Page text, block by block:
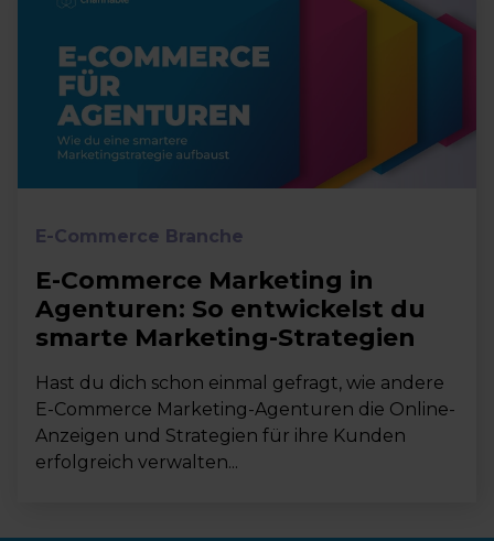
E-Commerce Branche
E-Commerce Marketing in
Agenturen: So entwickelst du
smarte Marketing-Strategien
Hast du dich schon einmal gefragt, wie andere
E-Commerce Marketing-Agenturen die Online-
Anzeigen und Strategien für ihre Kunden
erfolgreich verwalten...